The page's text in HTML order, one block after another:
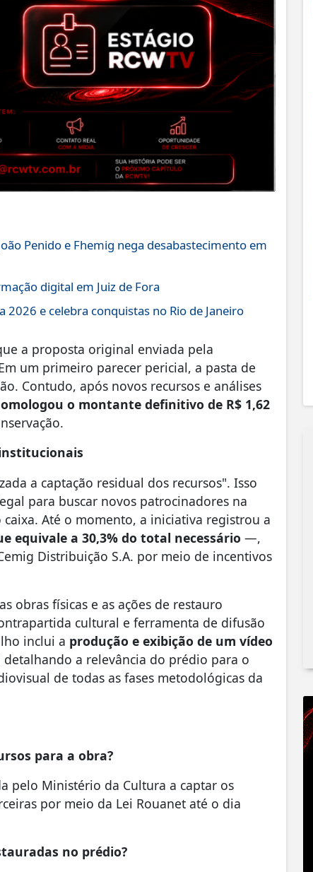
Penido e Fhemig nega desabastecimento em
digital em Juiz de Fora
e celebra conquistas no Rio de Janeiro
a proposta original enviada pela
um primeiro parecer pericial, a pasta de
Contudo, após novos recursos e análises
o montante definitivo de R$ 1,62
a captação residual dos recursos". Isso
para buscar novos patrocinadores na
Até o momento, a iniciativa registrou a
equivale a 30,3% do total necessário —,
Distribuição S.A. por meio de incentivos
obras físicas e as ações de restauro
cultural e ferramenta de difusão
inclui a produção e exibição de um vídeo
detalhando a relevância do prédio para o
de todas as fases metodológicas da
para a obra?
pelo Ministério da Cultura a captar os
por meio da Lei Rouanet até o dia
no prédio?